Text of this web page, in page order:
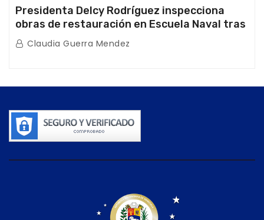
Presidenta Delcy Rodríguez inspecciona
obras de restauración en Escuela Naval tras
afectaciones sísmicas en La Guaira
Claudia Guerra Mendez